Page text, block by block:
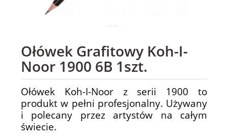
Ołówek Grafitowy Koh-I-
Noor 1900 6B 1szt.
Ołówek Koh-I-Noor z serii 1900 to
produkt w pełni profesjonalny. Używany
i polecany przez artystów na całym
świecie.